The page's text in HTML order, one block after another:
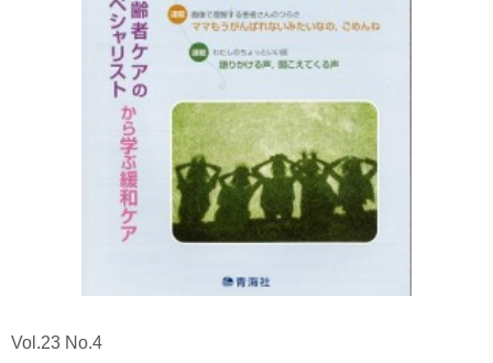
Vol.23 No.4